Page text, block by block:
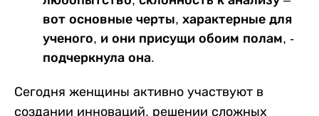
вот основные черты, характерные для
ученого, и они присущи обоим полам, -
подчеркнула она.
Сегодня женщины активно участвуют в
создании инноваций, решении сложных